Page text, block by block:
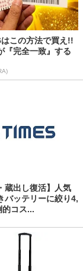
はこの方法で買え!!
『完全一致』する
蔵出し復活】人気
バッテリーに絞り4,
コス...